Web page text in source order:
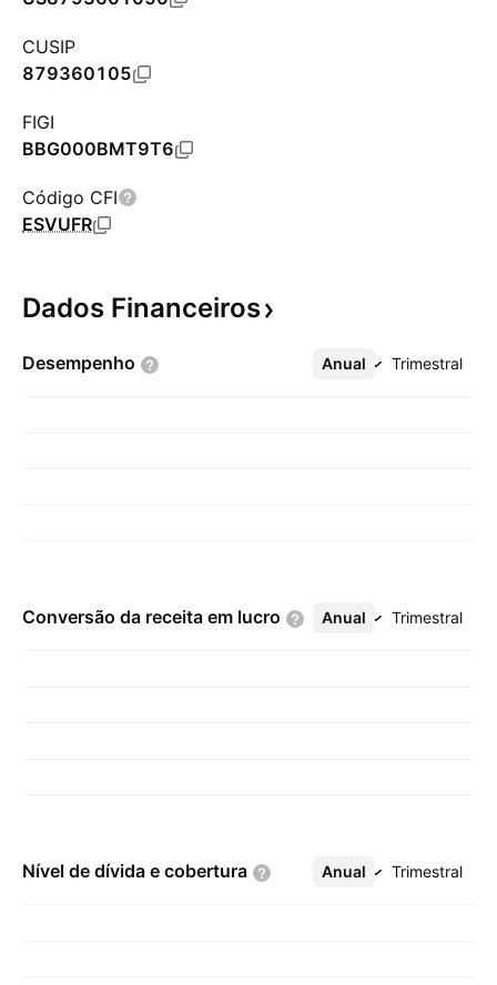
CUSIP
879360105
FIGI
BBG000BMT9T6
Código CFI
ESVUFR
Dados Financeiros
Desempenho Anual Trimestral
Mais
Conversão da receita em lucro Anual Trimestral
Mais
Nível de dívida e cobertura Anual Trimestral
Mais